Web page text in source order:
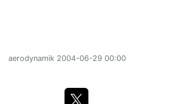
aerodynamik 2004-06-29 00:00